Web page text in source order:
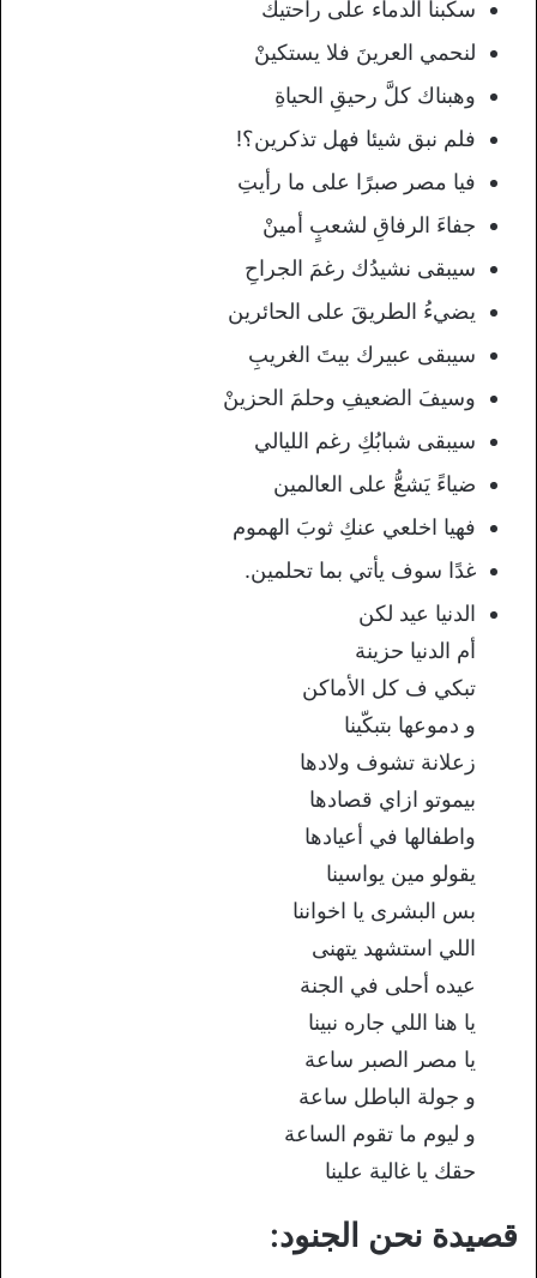
سكبنا الدماء على راحتيك
لنحمي العرينَ فلا يستكينْ
وهبناك كلَّ رحيقِ الحياةِ
فلم نبق شيئا فهل تذكرين؟!
فيا مصر صبرًا على ما رأيتِ
جفاءَ الرفاقِ لشعبٍ أمينْ
سيبقى نشيدُك رغمَ الجراحِ
يضيءُ الطريقَ على الحائرين
سيبقى عبيرك بيتَ الغريبِ
وسيفَ الضعيفِ وحلمَ الحزينْ
سيبقى شبابُكِ رغم الليالي
ضياءً يَشعُّ على العالمين
فهيا اخلعي عنكِ ثوبَ الهموم
غدًا سوف يأتي بما تحلمين.
الدنيا عيد لكن
أم الدنيا حزينة
تبكي ف كل الأماكن
و دموعها بتبكّينا
زعلانة تشوف ولادها
بيموتو ازاي قصادها
واطفالها في أعيادها
يقولو مين يواسينا
بس البشرى يا اخواننا
اللي استشهد يتهنى
عيده أحلى في الجنة
يا هنا اللي جاره نبينا
يا مصر الصبر ساعة
و جولة الباطل ساعة
و ليوم ما تقوم الساعة
حقك يا غالية علينا
قصيدة نحن الجنود: